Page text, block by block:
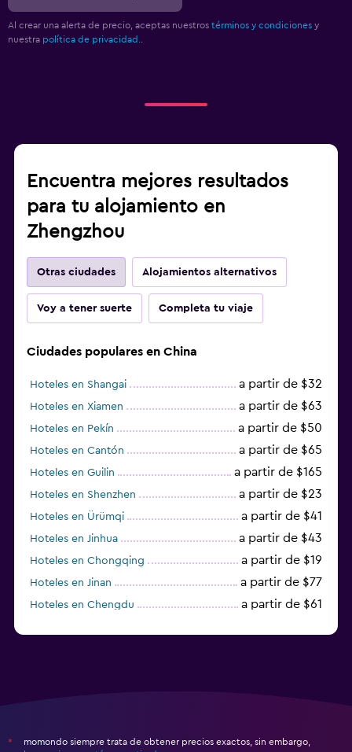
Al crear una alerta de precio, aceptas nuestros términos y condiciones y
nuestra política de privacidad.
Encuentra mejores resultados
para tu alojamiento en
Zhengzhou
Otras ciudades Alojamientos alternativos
Voy a tener suerte Completa tu viaje
Ciudades populares en China
Hoteles en Shangai a partir de $32
Hoteles en Xiamen a partir de $63
Hoteles en Pekín a partir de $50
Hoteles en Cantón a partir de $65
Hoteles en Guilin a partir de $165
Hoteles en Shenzhen a partir de $23
Hoteles en Ürümqi a partir de $41
Hoteles en Jinhua a partir de $43
Hoteles en Chongqing a partir de $19
Hoteles en Jinan a partir de $77
Hoteles en Chengdu a partir de $61
*
momondo siempre trata de obtener precios exactos, sin embargo,